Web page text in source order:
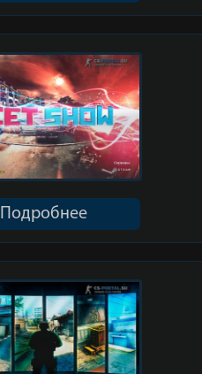
Подробнее